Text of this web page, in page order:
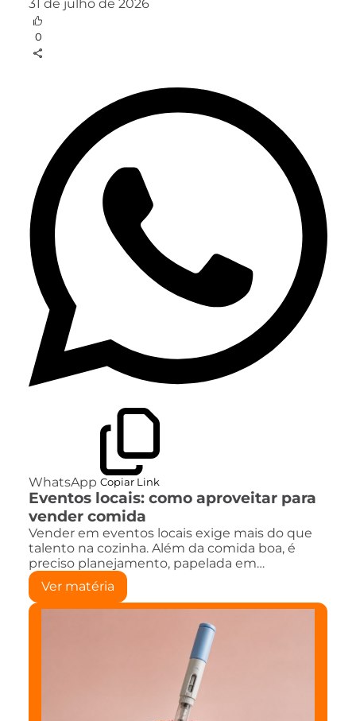
31 de julho de 2026
0
WhatsApp Copiar Link
Eventos locais: como aproveitar para
vender comida
Vender em eventos locais exige mais do que
talento na cozinha. Além da comida boa, é
preciso planejamento, papelada em…
Ver matéria